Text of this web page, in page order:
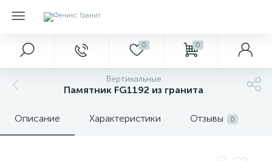
0 0
Вертикальные
Памятник FG1192 из гранита
Описание Характеристики Отзывы 0